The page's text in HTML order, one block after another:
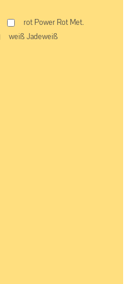
rot Power Rot Met.
weiß Jadeweiß